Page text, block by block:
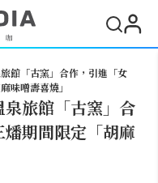
館「古窯」合作，引進「女
味噌壽喜燒」
旅館「古窯」合
期間限定「胡麻